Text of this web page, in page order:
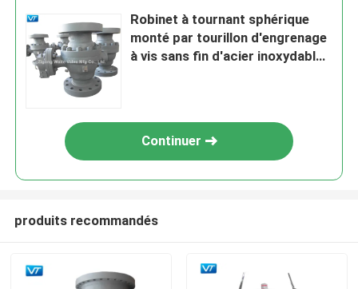
Robinet à tournant sphérique
monté par tourillon d'engrenage
à vis sans fin d'acier inoxydable
Continuer
produits recommandés